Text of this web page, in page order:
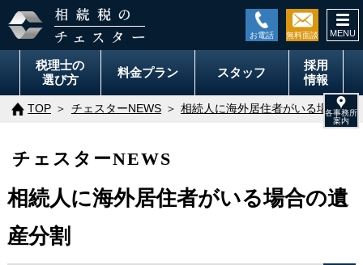
税理士の
選び方
料金プラン スタッフ
採用
情報
TOP チェスターNEWS 相続人に海外居住者がいる場合の
チェスターNEWS
相続人に海外居住者がいる場合の遺
産分割